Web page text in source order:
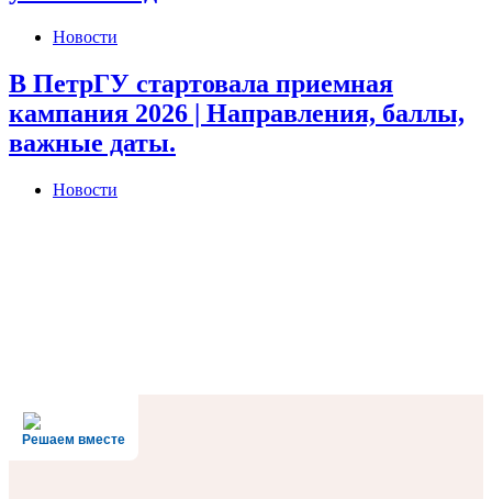
Новости
В ПетрГУ стартовала приемная
кампания 2026 | Направления, баллы,
важные даты.
Новости
Решаем вместе